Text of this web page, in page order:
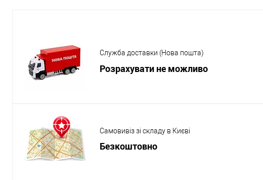
Служба доставки (Нова пошта)
Розрахувати не можливо
Самовивіз зі складу в Києві
Безкоштовно